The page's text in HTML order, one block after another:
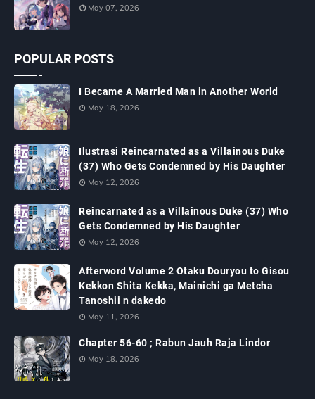
May 07, 2026
POPULAR POSTS
I Became A Married Man in Another World
May 18, 2026
Ilustrasi Reincarnated as a Villainous Duke
(37) Who Gets Condemned by His Daughter
May 12, 2026
Reincarnated as a Villainous Duke (37) Who
Gets Condemned by His Daughter
May 12, 2026
Afterword Volume 2 Otaku Douryou to Gisou
Kekkon Shita Kekka, Mainichi ga Metcha
Tanoshii n dakedo
May 11, 2026
Chapter 56-60 ; Rabun Jauh Raja Lindor
May 18, 2026